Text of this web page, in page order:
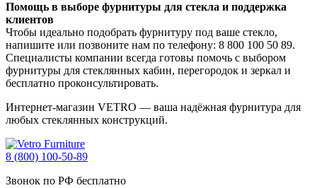
Помощь в выборе фурнитуры для стекла и поддержка
клиентов
Чтобы идеально подобрать фурнитуру под ваше стекло,
напишите или позвоните нам по телефону: 8 800 100 50 89.
Специалисты компании всегда готовы помочь с выбором
фурнитуры для стеклянных кабин, перегородок и зеркал и
бесплатно проконсультировать.
Интернет-магазин VETRO — ваша надёжная фурнитура для
любых стеклянных конструкций.
8 (800) 100-50-89
Звонок по РФ бесплатно